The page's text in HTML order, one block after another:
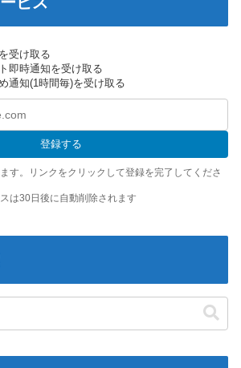
ン】CARBOTIX「フラッシュキング」合金
化決定？
防パトラ バニーver.」フィギュア【予約開
の特徴「50％OFFが購入最低ライン」
青い空を見上げ 他
ーウサギ 他
自体が糞つまらない』と叩かれだすｗｗｗ
めちゃスムーズに無銭飲食してしまうｗｗ
に向けて初の弾道ミサイルを発射か？！
れたウヨ「何！許さん！」17万いいね
水着mode並べ 他
赦のない編成好き
受け取る
即時通知を受け取る
通知(1時間毎)を受け取る
登録する
す。リンクをクリックして登録を完了してくださ
は30日後に自動削除されます